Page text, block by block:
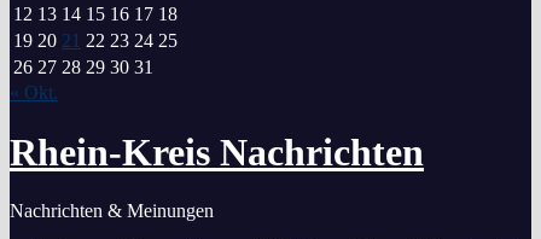
12 13 14 15 16 17 18
19 20 21 22 23 24 25
26 27 28 29 30 31
« Okt.
Rhein-Kreis Nachrichten
Nachrichten & Meinungen